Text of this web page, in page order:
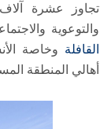
تجاوز عشرة
والتوعوية
القافلة وخاصة
أهالي المنطقة